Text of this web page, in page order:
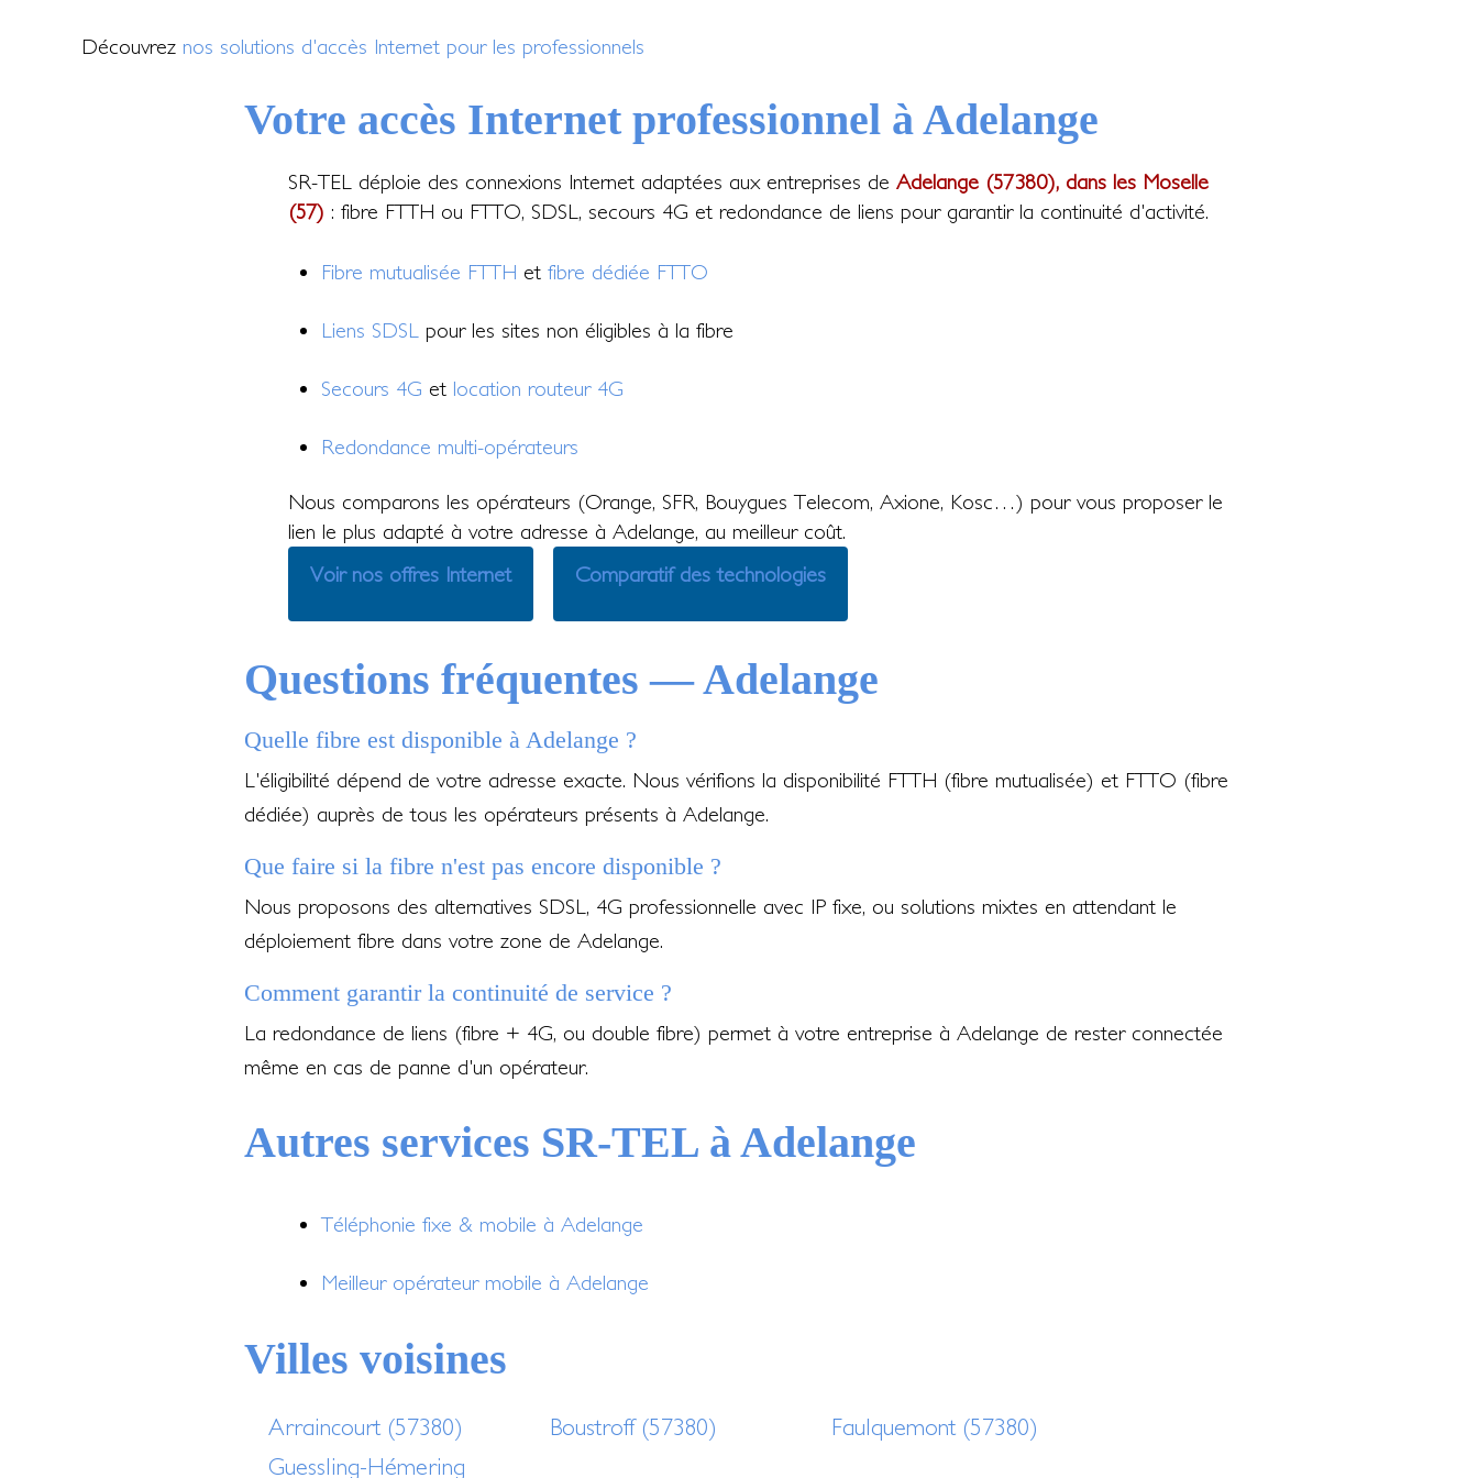
Découvrez nos solutions d'accès Internet pour les professionnels
Votre accès Internet professionnel à Adelange
SR-TEL déploie des connexions Internet adaptées aux entreprises de Adelange (57380), dans les Moselle
(57) : fibre FTTH ou FTTO, SDSL, secours 4G et redondance de liens pour garantir la continuité d'activité.
Fibre mutualisée FTTH et fibre dédiée FTTO
Liens SDSL pour les sites non éligibles à la fibre
Secours 4G et location routeur 4G
Redondance multi-opérateurs
Nous comparons les opérateurs (Orange, SFR, Bouygues Telecom, Axione, Kosc…) pour vous proposer le
lien le plus adapté à votre adresse à Adelange, au meilleur coût.
Voir nos offres Internet
Comparatif des technologies
Questions fréquentes — Adelange
Quelle fibre est disponible à Adelange ?
L'éligibilité dépend de votre adresse exacte. Nous vérifions la disponibilité FTTH (fibre mutualisée) et FTTO (fibre
dédiée) auprès de tous les opérateurs présents à Adelange.
Que faire si la fibre n'est pas encore disponible ?
Nous proposons des alternatives SDSL, 4G professionnelle avec IP fixe, ou solutions mixtes en attendant le
déploiement fibre dans votre zone de Adelange.
Comment garantir la continuité de service ?
La redondance de liens (fibre + 4G, ou double fibre) permet à votre entreprise à Adelange de rester connectée
même en cas de panne d'un opérateur.
Autres services SR-TEL à Adelange
Téléphonie fixe & mobile à Adelange
Meilleur opérateur mobile à Adelange
Villes voisines
Arraincourt (57380) Boustroff (57380)
Faulquemont (57380)
Guessling-Hémering